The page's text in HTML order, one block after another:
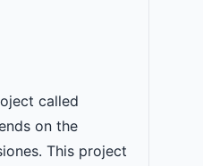
called
on the
This project